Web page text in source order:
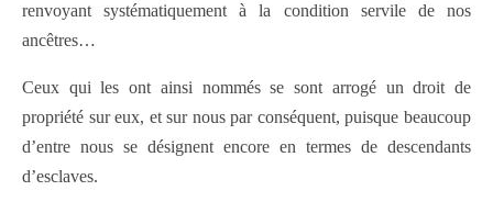
renvoyant systématiquement à la condition servile de nos
ancêtres…
Ceux qui les ont ainsi nommés se sont arrogé un droit de
propriété sur eux, et sur nous par conséquent, puisque beaucoup
d’entre nous se désignent encore en termes de descendants
d’esclaves.